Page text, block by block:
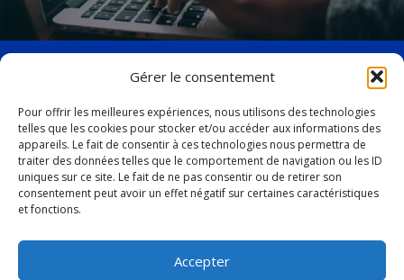
Gérer le consentement
Pour offrir les meilleures expériences, nous utilisons des technologies
telles que les cookies pour stocker et/ou accéder aux informations des
appareils. Le fait de consentir à ces technologies nous permettra de
traiter des données telles que le comportement de navigation ou les ID
uniques sur ce site. Le fait de ne pas consentir ou de retirer son
consentement peut avoir un effet négatif sur certaines caractéristiques
et fonctions.
Accepter
facebook
twitter
19, avenue Marquette,
Baie-Comeau (Québec)
G4Z 1K5
Tél. :418 296-4931